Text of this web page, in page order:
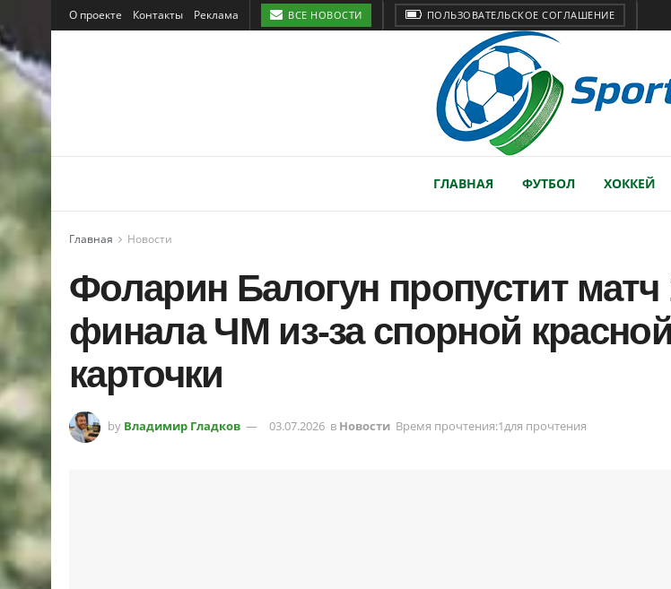
О проекте Контакты Реклама ВСЕ НОВОСТИ ПОЛЬЗОВАТЕЛЬСКОЕ СОГЛАШЕНИЕ
ГЛАВНАЯ ФУТБОЛ ХОККЕЙ
Главная Новости
Фоларин Балогун пропустит матч
финала ЧМ из-за спорной красной
карточки
by Владимир Гладков 03.07.2026 в Новости Время прочтения:1для прочтения